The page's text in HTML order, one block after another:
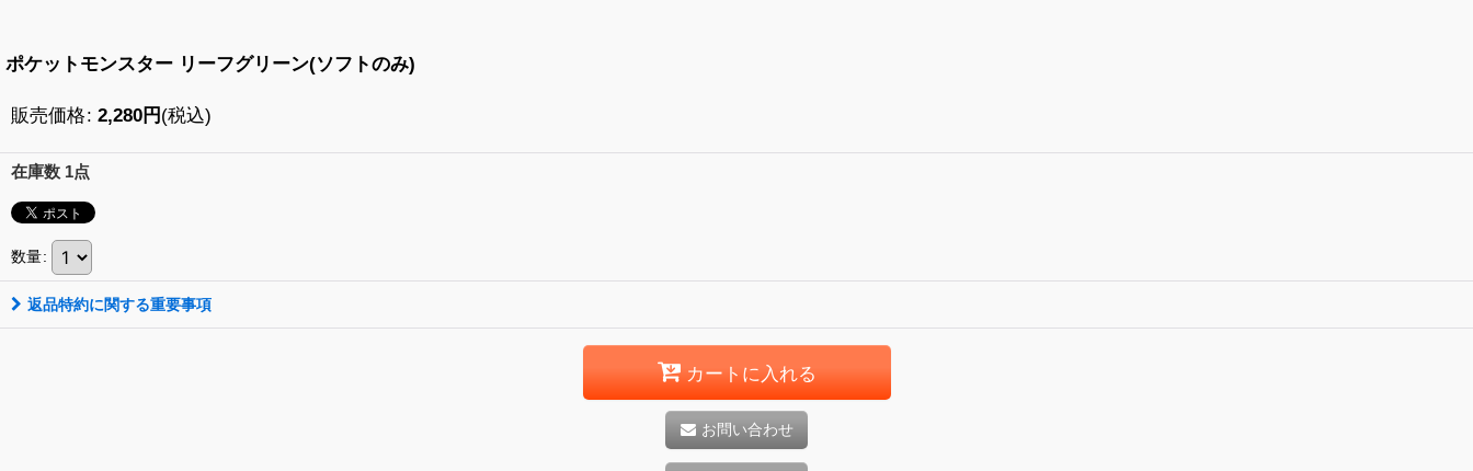
ポケットモンスター リーフグリーン(ソフトのみ)
販売価格: 2,280円 (税込)
在庫数 1点
数量:
返品特約に関する重要事項
カートに入れる
お問い合わせ